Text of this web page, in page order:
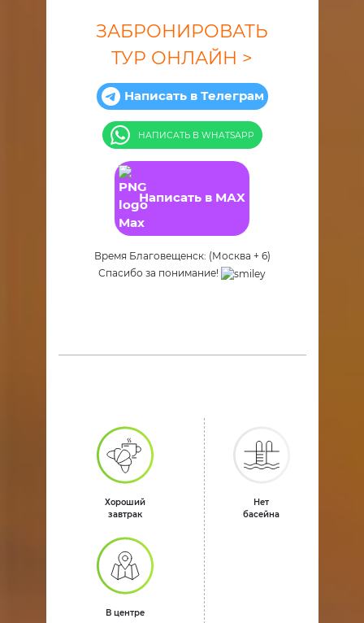
ЗАБРОНИРОВАТЬ
ТУР ОНЛАЙН >
Написать в Телеграм
НАПИСАТЬ В WHATSАPP
Написать в МАX
Время Благовещенск: (Москва + 6)
Спасибо за понимание!
Хороший
завтрак
В центре
Нет
басейна